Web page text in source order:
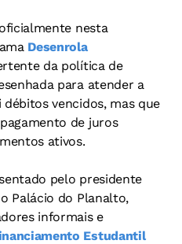
nesta
Desenrola
da política de
para atender a
vencidos, mas que
de juros
ativos.
pelo presidente
Palácio do Planalto,
informais e
Estudantil